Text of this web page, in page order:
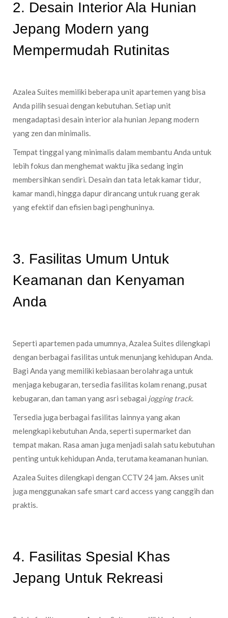
2. Desain Interior Ala Hunian
Jepang Modern yang
Mempermudah Rutinitas
Azalea Suites memiliki beberapa unit apartemen yang bisa
Anda pilih sesuai dengan kebutuhan. Setiap unit
mengadaptasi desain interior ala hunian Jepang modern
yang zen dan minimalis.
Tempat tinggal yang minimalis dalam membantu Anda untuk
lebih fokus dan menghemat waktu jika sedang ingin
membersihkan sendiri. Desain dan tata letak kamar tidur,
kamar mandi, hingga dapur dirancang untuk ruang gerak
yang efektif dan efisien bagi penghuninya.
3. Fasilitas Umum Untuk
Keamanan dan Kenyaman
Anda
Seperti apartemen pada umumnya, Azalea Suites dilengkapi
dengan berbagai fasilitas untuk menunjang kehidupan Anda.
Bagi Anda yang memiliki kebiasaan berolahraga untuk
menjaga kebugaran, tersedia fasilitas kolam renang, pusat
kebugaran, dan taman yang asri sebagai jogging track.
Tersedia juga berbagai fasilitas lainnya yang akan
melengkapi kebutuhan Anda, seperti supermarket dan
tempat makan. Rasa aman juga menjadi salah satu kebutuhan
penting untuk kehidupan Anda, terutama keamanan hunian.
Azalea Suites dilengkapi dengan CCTV 24 jam. Akses unit
juga menggunakan safe smart card access yang canggih dan
praktis.
4. Fasilitas Spesial Khas
Jepang Untuk Rekreasi